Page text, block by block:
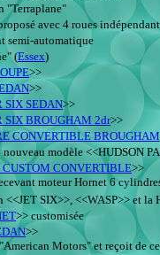
"Terraplane"
avec 4 roues
semi-automatique
(Essex)
>>
>>
SIX SEDAN>>
SIX BROUGHAM 2dr>>
CONVERTIBLE BROUGHAM
modèle <<HUDSON
CUSTOM CONVERTIBLE>>
moteur Hornet 6
<<JET SIX>>, <<WASP>> et la
>> customisée
>>
Motors" et reçoit de